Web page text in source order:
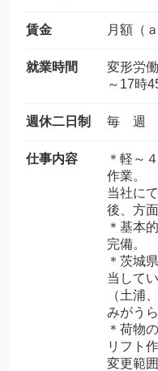
賃金 月額（
就業時間
変形労
～17時
週休二日制 毎 週
仕事内容
＊軽～
作業。
当社に
後、方
＊基本
完備。
＊茨城
当して
（土浦
みがう
＊荷物
リフト
変更範